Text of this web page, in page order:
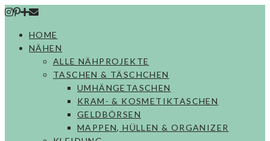
Skip
contentHOME
NÄHEN
ALLE NÄHPROJEKTE
TASCHEN & TÄSCHCHEN
UMHÄNGETASCHEN
KRAM- & KOSMETIKTASCHEN
GELDBÖRSEN
MAPPEN, HÜLLEN & ORGANIZER